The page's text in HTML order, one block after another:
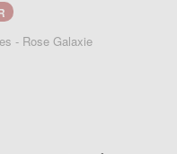
- Rose Galaxie